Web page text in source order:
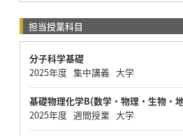
担当授業科目
分子科学基礎
2025年度 集中講義 大学
基礎物理化学B(数学・物理・生物・
2025年度 週間授業 大学